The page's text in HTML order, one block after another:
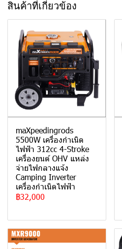
สินค้าที่เกี่ยวข้อง
maXpeedingrods
5500W เครื่องกําเนิด
ไฟฟ้า 312cc 4-Stroke
เครื่องยนต์ OHV แหล่ง
จ่ายไฟกลางแจ้ง
Camping Inverter
เครื่องกําเนิดไฟฟ้า
฿32,000